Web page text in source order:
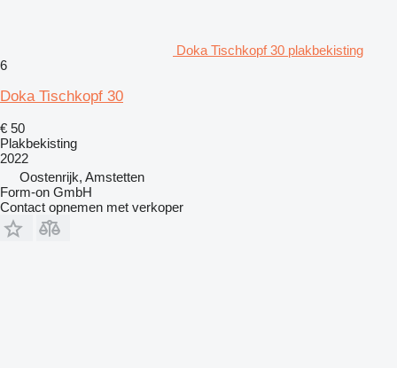
Doka Tischkopf 30 plakbekisting
6
Doka Tischkopf 30
€ 50
Plakbekisting
2022
Oostenrijk, Amstetten
Form-on GmbH
Contact opnemen met verkoper